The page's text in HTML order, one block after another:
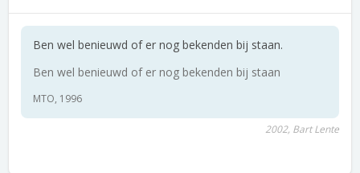
Ben wel benieuwd of er nog bekenden bij staan.
Ben wel benieuwd of er nog bekenden bij staan
MTO, 1996
2002, Bart Lente